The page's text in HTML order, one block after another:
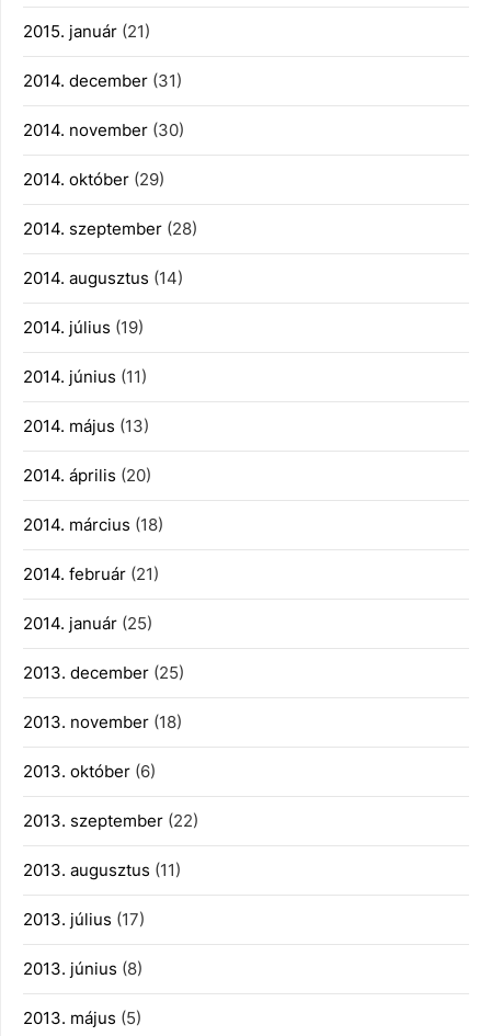
2015. január (21)
2014. december (31)
2014. november (30)
2014. október (29)
2014. szeptember (28)
2014. augusztus (14)
2014. július (19)
2014. június (11)
2014. május (13)
2014. április (20)
2014. március (18)
2014. február (21)
2014. január (25)
2013. december (25)
2013. november (18)
2013. október (6)
2013. szeptember (22)
2013. augusztus (11)
2013. július (17)
2013. június (8)
2013. május (5)